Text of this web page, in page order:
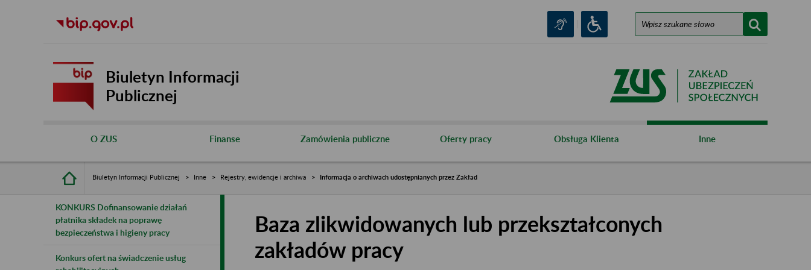
Biuletyn Informacji
Publicznej
O ZUS Finanse Zamówienia publiczne Oferty pracy Obsługa Klienta Inne
Biuletyn Informacji Publicznej Inne Rejestry, ewidencje i archiwa Informacja o archiwach udostępnianych przez Zakład
KONKURS Dofinansowanie działań
płatnika składek na poprawę
bezpieczeństwa i higieny pracy
Konkurs ofert na świadczenie usług
Baza zlikwidowanych lub przekształconych
zakładów pracy